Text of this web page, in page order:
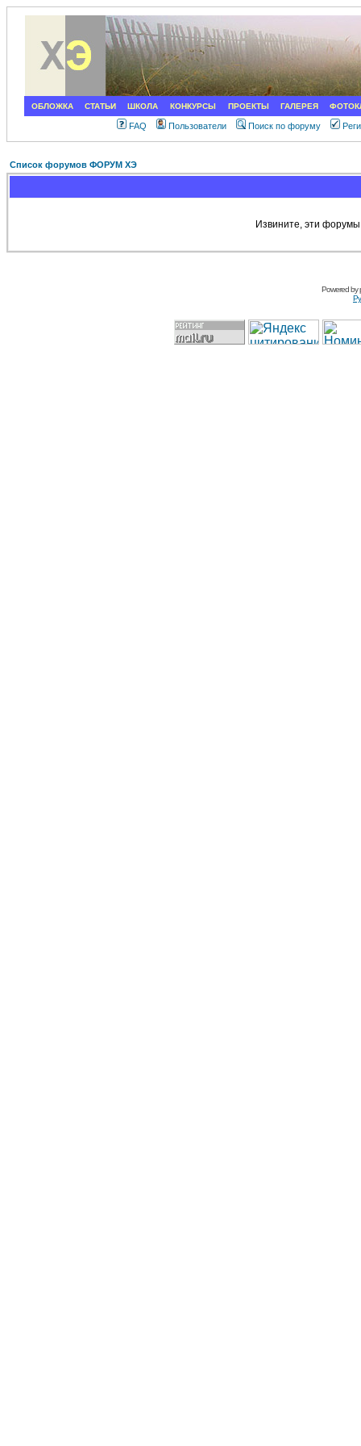
ОБЛОЖКА СТАТЬИ ШКОЛА КОНКУРСЫ ПРОЕКТЫ ГАЛЕРЕЯ
FAQ Пользователи Поиск по форуму
Список форумов ФОРУМ ХЭ
Извините, эти
Powered by